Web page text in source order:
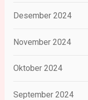
Desember 2024
November 2024
Oktober 2024
September 2024